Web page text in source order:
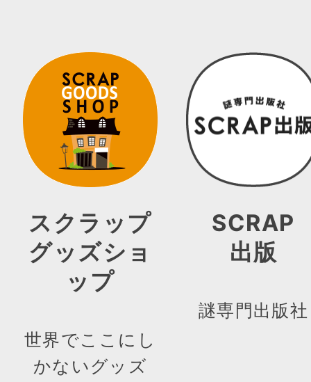
スクラップ
グッズショ
ップ
世界でここにし
かないグッズ
SCRAP
出版
謎専門出版社